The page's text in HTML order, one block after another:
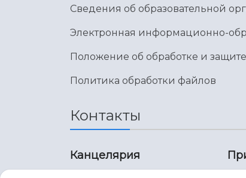
Сведения об образовательной
Электронная информационно-
Положение об обработке и
Политика обработки файлов
Контакты
Канцелярия